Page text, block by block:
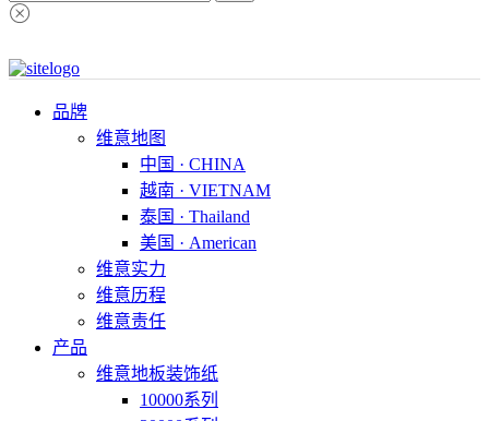
品牌
维意地图
中国 · CHINA
越南 · VIETNAM
泰国 · Thailand
美国 · American
维意实力
维意历程
维意责任
产品
维意地板装饰纸
10000系列